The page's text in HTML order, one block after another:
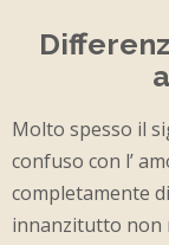
Molto spesso il
confuso con l’
completamente
innanzitutto non